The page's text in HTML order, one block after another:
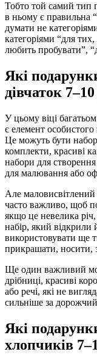
Тобто той самий тип
в ньому є правильна
думати не
категоріями “для
любить пробувати”,
Які
дівчаток
У цьому віці
є елемент особистого
Це можуть бути
комплекти, красиві
набори для
для малювання або
Але маловисвітлений
часто важливо, щоб
якщо це невелика
набір, який
використовувати ще
прикрашати, носити,
Ще один важливий
дрібниці, красиві
або речі, які не
сильніше за
Які
хлопчиків